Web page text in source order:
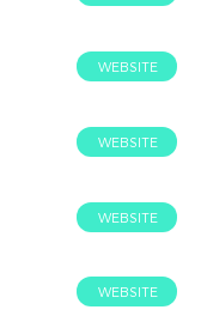
WEBSITE
WEBSITE
WEBSITE
WEBSITE